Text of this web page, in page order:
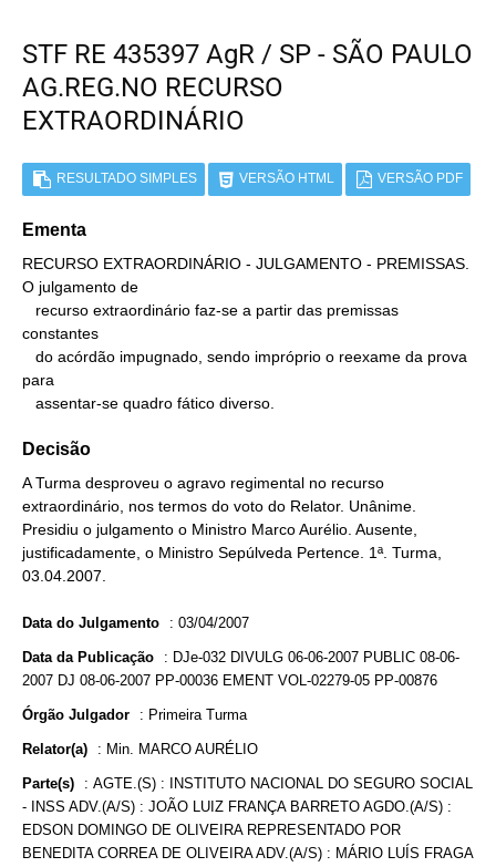
STF RE 435397 AgR / SP - SÃO PAULO
AG.REG.NO RECURSO
EXTRAORDINÁRIO
RESULTADO SIMPLES VERSÃO HTML VERSÃO PDF
Ementa
RECURSO EXTRAORDINÁRIO - JULGAMENTO - PREMISSAS.
O julgamento de
constantes
para
   assentar-se quadro fático diverso.
Decisão
A Turma desproveu o agravo regimental no recurso
extraordinário, nos termos do voto do Relator. Unânime.
Presidiu o julgamento o Ministro Marco Aurélio. Ausente,
justificadamente, o Ministro Sepúlveda Pertence. 1ª. Turma,
03.04.2007.
Data do Julgamento : 03/04/2007
Data da Publicação : DJe-032 DIVULG 06-06-2007 PUBLIC 08-06-
2007 DJ 08-06-2007 PP-00036 EMENT VOL-02279-05 PP-00876
Órgão Julgador : Primeira Turma
Relator(a) : Min. MARCO AURÉLIO
Parte(s) : AGTE.(S) : INSTITUTO NACIONAL DO SEGURO SOCIAL
- INSS ADV.(A/S) : JOÃO LUIZ FRANÇA BARRETO AGDO.(A/S) :
EDSON DOMINGO DE OLIVEIRA REPRESENTADO POR
BENEDITA CORREA DE OLIVEIRA ADV.(A/S) : MÁRIO LUÍS FRAGA